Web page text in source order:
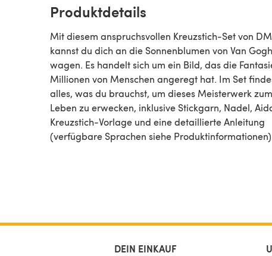
Produktdetails
Mit diesem anspruchsvollen Kreuzstich-Set von
kannst du dich an die Sonnenblumen von Van Gogh
wagen. Es handelt sich um ein Bild, das die
Millionen von Menschen angeregt hat. Im Set
alles, was du brauchst, um dieses Meisterwerk zum
Leben zu erwecken, inklusive Stickgarn, Nadel,
Kreuzstich-Vorlage und eine detaillierte Anleitung
(verfügbare Sprachen siehe
DEIN EINKAUF